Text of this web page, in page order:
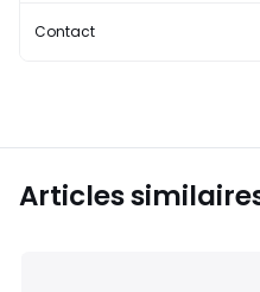
Contact
Articles